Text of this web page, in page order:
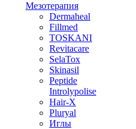
Мезотерапия
Dermaheal
Fillmed
TOSKANI
Revitacare
SelaTox
Skinasil
Peptide
Introlypolise
Hair-X
Pluryal
Иглы